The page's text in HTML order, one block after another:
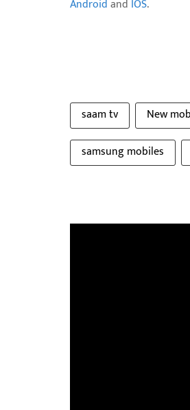
Androidand IOS.
saam tv New
samsung mobiles